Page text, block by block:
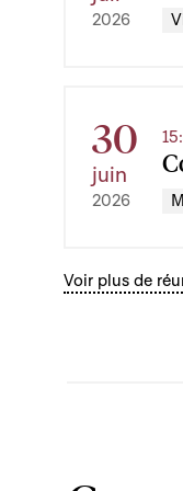
2026
30
juin
2026
Voir plus de